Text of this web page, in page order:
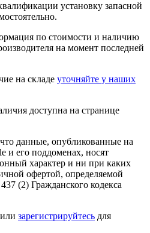
установку запасной
по стоимости и наличию
на момент последней
на складе уточняйте у наших
доступна на странице
данные, опубликованные на
и его поддоменах, носят
характер и ни при каких
офертой, определяемой
(2) Гражданского кодекса
или зарегистрируйтесь для